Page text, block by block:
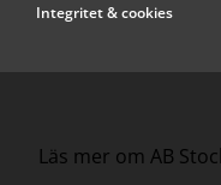
Integritet & cookies
Läs mer om AB